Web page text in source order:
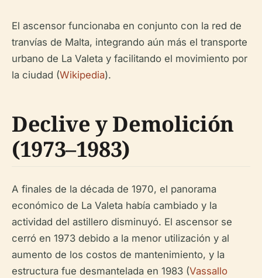
El ascensor funcionaba en conjunto con la red de
tranvías de Malta, integrando aún más el transporte
urbano de La Valeta y facilitando el movimiento por
la ciudad (Wikipedia).
Declive y Demolición
(1973–1983)
A finales de la década de 1970, el panorama
económico de La Valeta había cambiado y la
actividad del astillero disminuyó. El ascensor se
cerró en 1973 debido a la menor utilización y al
aumento de los costos de mantenimiento, y la
estructura fue desmantelada en 1983 (Vassallo